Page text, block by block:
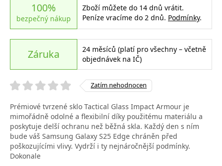
100%
bezpečný nákup
Zboží můžete do 14 dnů vrátit.
Peníze vracíme do 2 dnů. Podmínky.
Záruka
24 měsíců (platí pro všechny – včetně
objednávek na IČ)
Zatím nehodnocen
Prémiové tvrzené sklo Tactical Glass Impact Armour je
mimořádně odolné a flexibilní díky použitému materiálu a
poskytuje delší ochranu než běžná skla. Každý den s ním
bude váš Samsung Galaxy S25 Edge chráněn před
poškozujícími vlivy. Vydrží i ty nejnáročnější podmínky.
Dokonale